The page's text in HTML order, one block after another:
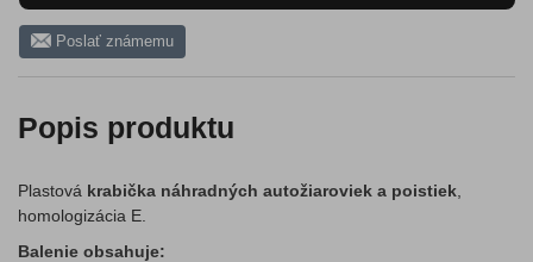
Poslať známemu
Popis produktu
Plastová krabička náhradných autožiaroviek a poistiek
homologizácia E.
Balenie obsahuje: